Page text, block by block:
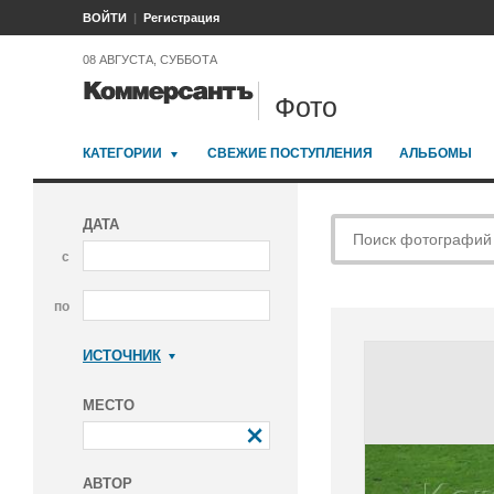
ВОЙТИ Регистрация
08 АВГУСТА, СУББОТА
Фото
КАТЕГОРИИ СВЕЖИЕ ПОСТУПЛЕНИЯ АЛЬБОМЫ
ДАТА
с
по
ИСТОЧНИК
МЕСТО
АВТОР